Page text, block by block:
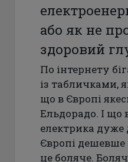
або як не
здоровий
По інтернету
із табличками,
що в Європі
Ельдорадо. І що
електрика дуже
Європі
це боляче.